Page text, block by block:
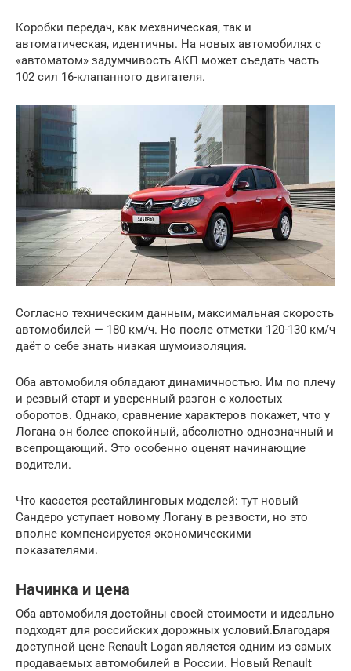
Коробки передач, как механическая, так и
автоматическая, идентичны. На новых автомобилях с
«автоматом» задумчивость АКП может съедать часть
102 сил 16-клапанного двигателя.
Согласно техническим данным, максимальная скорость
автомобилей — 180 км/ч. Но после отметки 120-130 км/ч
даёт о себе знать низкая шумоизоляция.
Оба автомобиля обладают динамичностью. Им по плечу
и резвый старт и уверенный разгон с холостых
оборотов. Однако, сравнение характеров покажет, что у
Логана он более спокойный, абсолютно однозначный и
всепрощающий. Это особенно оценят начинающие
водители.
Что касается рестайлинговых моделей: тут новый
Сандеро уступает новому Логану в резвости, но это
вполне компенсируется экономическими
показателями.
Начинка и цена
Оба автомобиля достойны своей стоимости и идеально
подходят для российских дорожных условий.Благодаря
доступной цене Renault Logan является одним из самых
продаваемых автомобилей в России. Новый Renault